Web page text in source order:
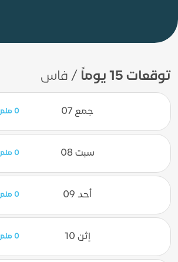
توقعات 15 يوماً / فاس
جمع 07 0 ملم
سبت 08 0 ملم
أحد 09 0 ملم
إثن 10 0 ملم